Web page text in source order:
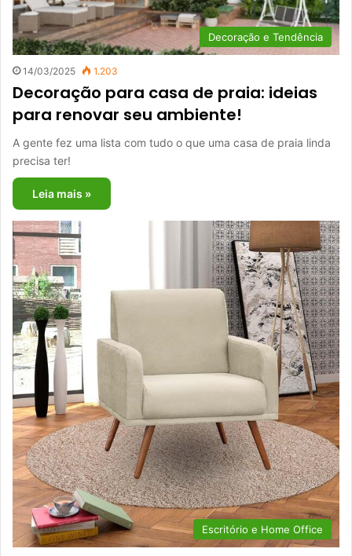
Decoração e Tendência
14/03/2025 1.203
Decoração para casa de praia: ideias
para renovar seu ambiente!
A gente fez uma lista com tudo o que uma casa de praia linda
precisa ter!
Leia mais »
Escritório e Home Office